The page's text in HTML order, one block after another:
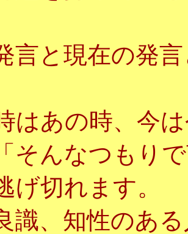
言と現在の発
はあの時、今
そんなつもり
げ切れます。
識、知性のあ